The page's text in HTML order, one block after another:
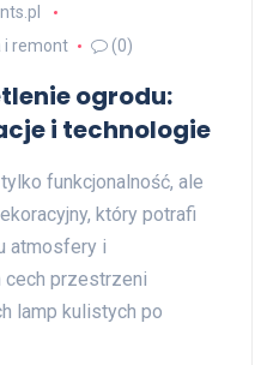
i remont (0)
ogrodu:
i technologie
funkcjonalność, ale
który potrafi
atmosfery i
cech przestrzeni
lamp kulistych po